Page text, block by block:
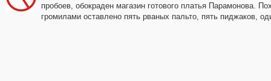
пробоев, обокраден магазин готового платья Парамонова.
громилами оставлено пять рваных пальто, пять пиджаков,